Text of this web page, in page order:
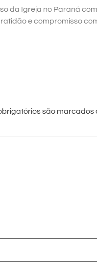
da Igreja no Paraná
e compromisso
são marcados